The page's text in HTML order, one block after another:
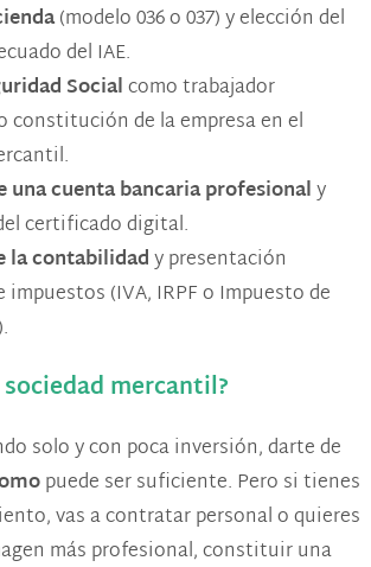
(modelo 036 o 037) y elección del
del IAE.
Socialcomo trabajador
constitución de la empresa en el
una cuenta bancaria profesionaly
certificado digital.
la contabilidady presentación
impuestos (IVA, IRPF o Impuesto de
mercantil?
solo y con poca inversión, darte de
puede ser suficiente. Pero si tienes
vas a contratar personal o quieres
más profesional, constituir una